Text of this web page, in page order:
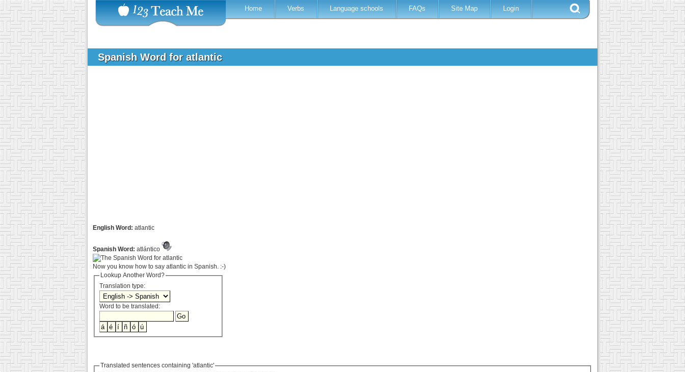
Home Verbs Language schools FAQs Site Map Login
Spanish Word for atlantic
English Word: atlantic
Spanish Word: atlántico
Now you know how to say atlantic in Spanish. :-)
Lookup Another Word?
Translation type:
Word to be translated:
Translated sentences containing 'atlantic'